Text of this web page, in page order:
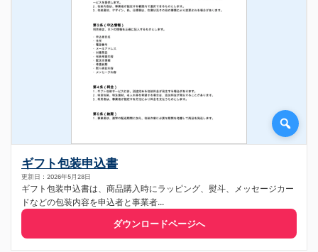
ギフト包装申込書
更新日：2026年5月28日
ギフト包装申込書は、商品購入時にラッピング、熨斗、メッセージカー
ドなどの包装内容を申込者と事業者...
ダウンロードページへ